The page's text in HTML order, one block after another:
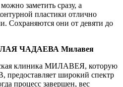
заметить сразу, а
пластики отлично
Сохраняются они от девяти до
ЧАДАЕВА Милавея
клиника МИЛАВЕЯ, которую
широкий спектр
процесс завершен, вес